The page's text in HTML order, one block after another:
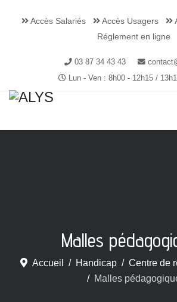
Accès Salariés Accès Usagers
Réglement en ligne
03 87 34 43 43
Lun - Ven : 8h00 - 12h15 /
Malles
Accueil Handicap
Centre de
Malles